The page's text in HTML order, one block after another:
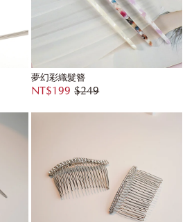
夢幻彩織髮簪
NT$199 $249